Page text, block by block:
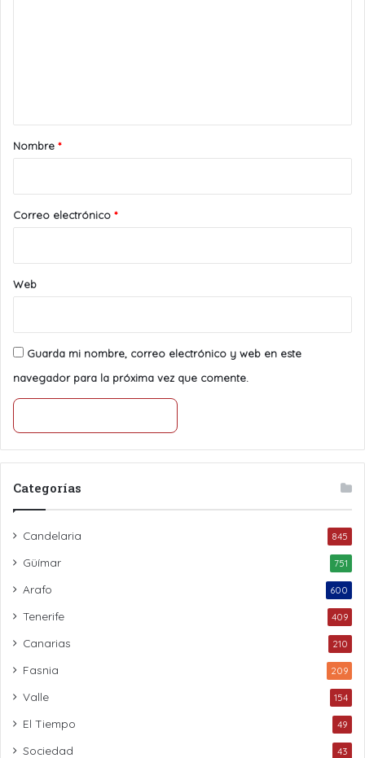
r
*
Nombre *
Correo electrónico *
Web
Guarda mi nombre, correo electrónico y web en este
navegador para la próxima vez que comente.
Categorías
Candelaria 845
Güímar 751
Arafo 600
Tenerife 409
Canarias 210
Fasnia 209
Valle 154
El Tiempo 49
Sociedad 43